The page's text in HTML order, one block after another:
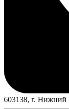
603138, г. Нижний